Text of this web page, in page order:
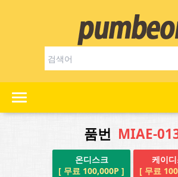
품번 MIAE-
온디스크
[ 무료 100,000P ]
케이
[ 무료